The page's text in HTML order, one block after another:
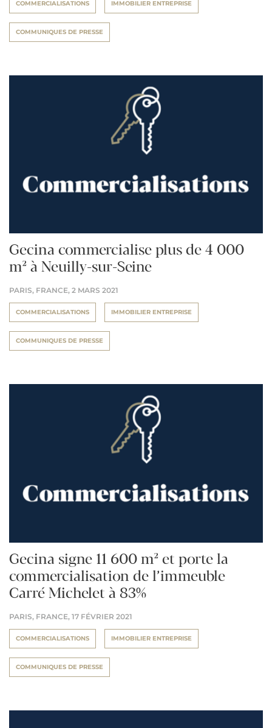
COMMERCIALISATIONS IMMOBILIER ENTREPRISE
COMMUNIQUES DE PRESSE
Gecina commercialise plus de 4 000
m² à Neuilly-sur-Seine
PARIS, FRANCE, 2 MARS 2021
COMMERCIALISATIONS IMMOBILIER ENTREPRISE
COMMUNIQUES DE PRESSE
Gecina signe 11 600 m² et porte la
commercialisation de l’immeuble
Carré Michelet à 83%
PARIS, FRANCE, 17 FÉVRIER 2021
COMMERCIALISATIONS IMMOBILIER ENTREPRISE
COMMUNIQUES DE PRESSE